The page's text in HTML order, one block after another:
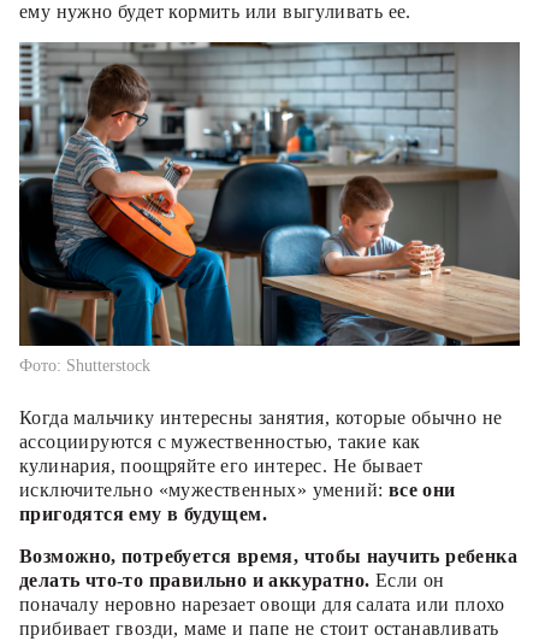
ему нужно будет кормить или выгуливать ее.
Фото: Shutterstock
Когда мальчику интересны занятия, которые обычно не
ассоциируются с мужественностью, такие как
кулинария, поощряйте его интерес. Не бывает
исключительно «мужественных» умений: все они
пригодятся ему в будущем.
Возможно, потребуется время, чтобы научить ребенка
делать что-то правильно и аккуратно. Если он
поначалу неровно нарезает овощи для салата или плохо
прибивает гвозди, маме и папе не стоит останавливать